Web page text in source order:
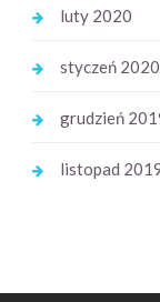
luty 2020
styczeń 2020
grudzień
listopad